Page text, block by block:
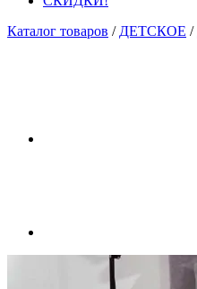
Каталог товаров / ДЕТСКОЕ /